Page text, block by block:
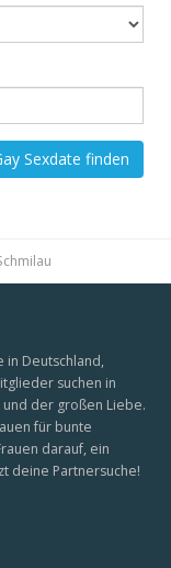
Sexdate finden
in Deutschland,
suchen in
der großen Liebe.
für bunte
darauf, ein
deine Partnersuche!